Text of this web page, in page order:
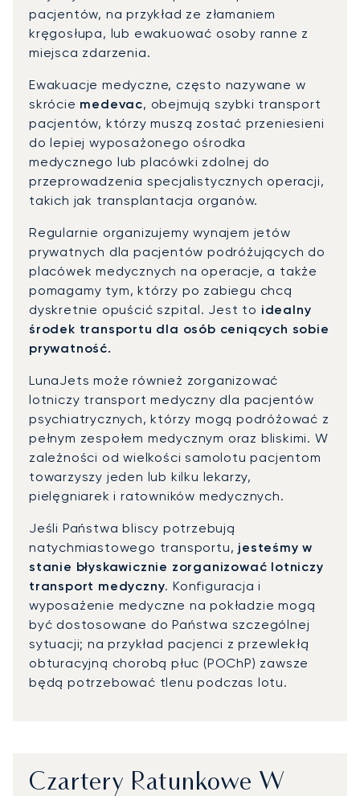
pacjentów, na przykład ze złamaniem
kręgosłupa, lub ewakuować osoby ranne z
miejsca zdarzenia.
Ewakuacje medyczne, często nazywane w
skrócie medevac, obejmują szybki transport
pacjentów, którzy muszą zostać przeniesieni
do lepiej wyposażonego ośrodka
medycznego lub placówki zdolnej do
przeprowadzenia specjalistycznych operacji,
takich jak transplantacja organów.
Regularnie organizujemy wynajem jetów
prywatnych dla pacjentów podróżujących do
placówek medycznych na operacje, a także
pomagamy tym, którzy po zabiegu chcą
dyskretnie opuścić szpital. Jest to idealny
środek transportu dla osób ceniących sobie
prywatność.
LunaJets może również zorganizować
lotniczy transport medyczny dla pacjentów
psychiatrycznych, którzy mogą podróżować z
pełnym zespołem medycznym oraz bliskimi. W
zależności od wielkości samolotu pacjentom
towarzyszy jeden lub kilku lekarzy,
pielęgniarek i ratowników medycznych.
Jeśli Państwa bliscy potrzebują
natychmiastowego transportu, jesteśmy w
stanie błyskawicznie zorganizować lotniczy
transport medyczny. Konfiguracja i
wyposażenie medyczne na pokładzie mogą
być dostosowane do Państwa szczególnej
sytuacji; na przykład pacjenci z przewlekłą
obturacyjną chorobą płuc (POChP) zawsze
będą potrzebować tlenu podczas lotu.
Czartery Ratunkowe W